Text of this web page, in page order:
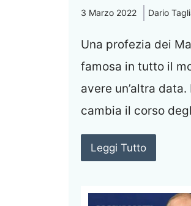
3 Marzo 2022 Dario
Una profezia dei
famosa in tutto il
avere un’altra
cambia il corso
Leggi Tutto